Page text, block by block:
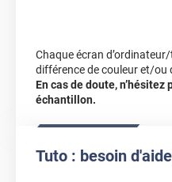
Chaque écran
différence de couleur et/ou
En cas de doute,
échantillon.
Tuto : besoin